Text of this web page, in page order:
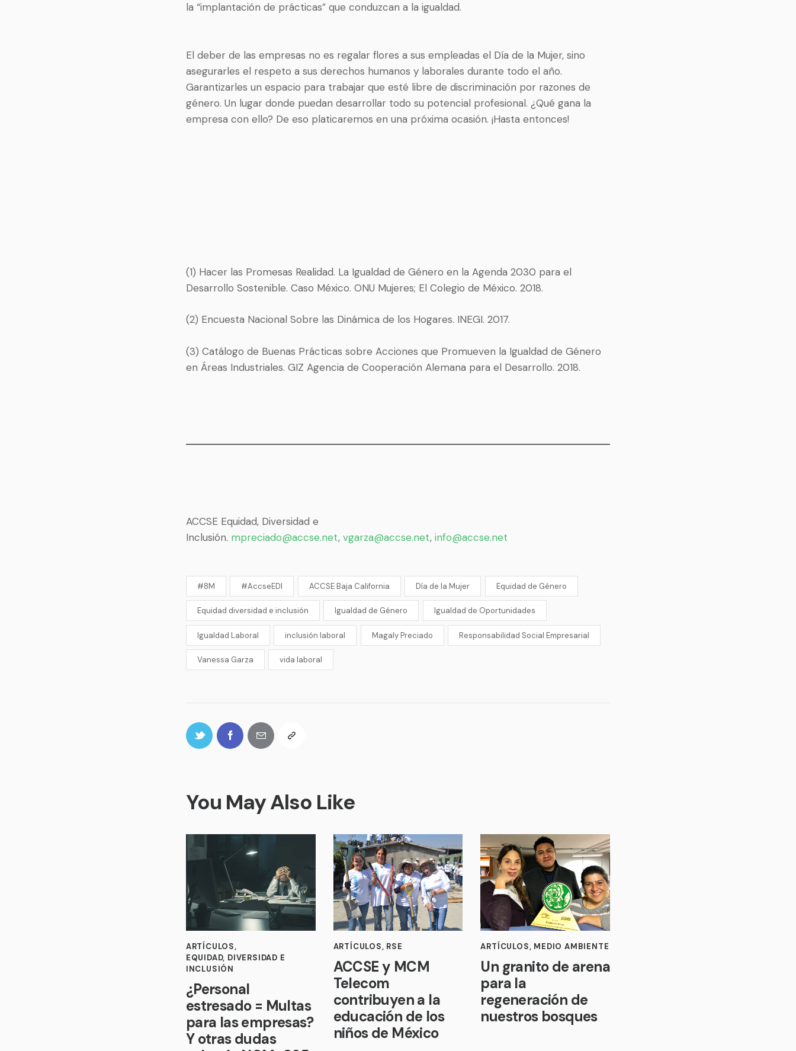
la “implantación de prácticas” que conduzcan a la igualdad.
El deber de las empresas no es regalar flores a sus empleadas el Día de la Mujer, sino
asegurarles el respeto a sus derechos humanos y laborales durante todo el año.
Garantizarles un espacio para trabajar que esté libre de discriminación por razones de
género. Un lugar donde puedan desarrollar todo su potencial profesional. ¿Qué gana la
empresa con ello? De eso platicaremos en una próxima ocasión. ¡Hasta entonces!
(1) Hacer las Promesas Realidad. La Igualdad de Género en la Agenda 2030 para el
Desarrollo Sostenible. Caso México. ONU Mujeres; El Colegio de México. 2018.
(2) Encuesta Nacional Sobre las Dinámica de los Hogares. INEGI. 2017.
(3) Catálogo de Buenas Prácticas sobre Acciones que Promueven la Igualdad de Género
en Áreas Industriales. GIZ Agencia de Cooperación Alemana para el Desarrollo. 2018.
ACCSE Equidad, Diversidad e
Inclusión. mpreciado@accse.net, vgarza@accse.net, info@accse.net
#8M #AccseEDI ACCSE Baja California Día de la Mujer Equidad de Género
Equidad diversidad e inclusión Igualdad de Género Igualdad de Oportunidades
Igualdad Laboral inclusión laboral Magaly Preciado Responsabilidad Social Empresarial
Vanessa Garza vida laboral
You May Also Like
ARTÍCULOS,
EQUIDAD, DIVERSIDAD E
INCLUSIÓN
¿Personal
estresado = Multas
para las empresas?
Y otras dudas
ARTÍCULOS, RSE
ACCSE y MCM
Telecom
contribuyen a la
educación de los
niños de México
ARTÍCULOS, MEDIO AMBIENTE
Un granito de arena
para la
regeneración de
nuestros bosques